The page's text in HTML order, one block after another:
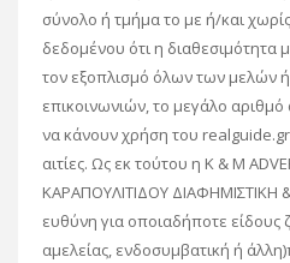
σύνολο ή τμήμα το με ή/και
δεδομένου ότι η διαθεσιμότητα
τον εξοπλισμό όλων των μελών
επικοινωνιών, το μεγάλο
να κάνουν χρήση του
αιτίες. Ως εκ τούτου η K & M
ΚΑΡΑΠΟΥΛΙΤΙΔΟΥ ΔΙΑΦΗΜΙΣΤΙΚΗ
ευθύνη για οποιαδήποτε είδους
αμελείας, ενδοσυμβατική ή